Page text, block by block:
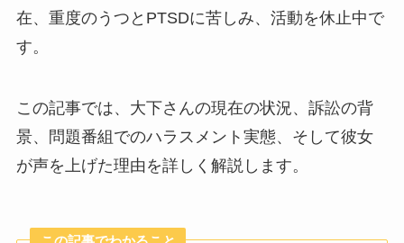
在、重度のうつとPTSDに苦しみ、活動を休止中で
す。
この記事では、大下さんの現在の状況、訴訟の背
景、問題番組でのハラスメント実態、そして彼女
が声を上げた理由を詳しく解説します。